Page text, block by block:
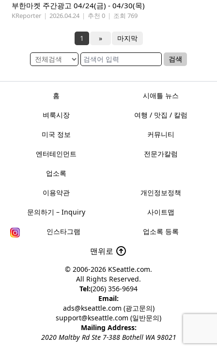
부한마켓 주간광고 04/24(금) - 04/30(목)
KReporter | 2026.04.24 | 추천 0 | 조회 769
1 » 마지막
검색
홈 시애틀 뉴스
벼룩시장 여행 / 맛집 / 칼럼
미국 정보 커뮤니티
엔터테인먼트 전문가칼럼
업소록
이용약관 개인정보정책
문의하기 – Inquiry 사이트맵
인스타그램 업소록 등록
맨위로
© 2006-2026 KSeattle.com.
All Rights Reserved.
Tel:(206) 356-9694
Email:
ads@kseattle.com (광고문의)
support@kseattle.com (일반문의)
Mailing Address:
2020 Maltby Rd Ste 7-388 Bothell WA 98021